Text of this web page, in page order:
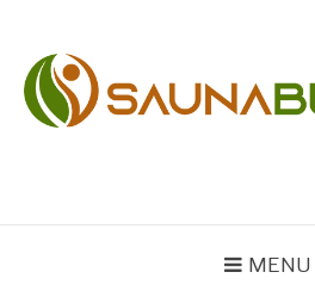
inhoud
springen
MENU